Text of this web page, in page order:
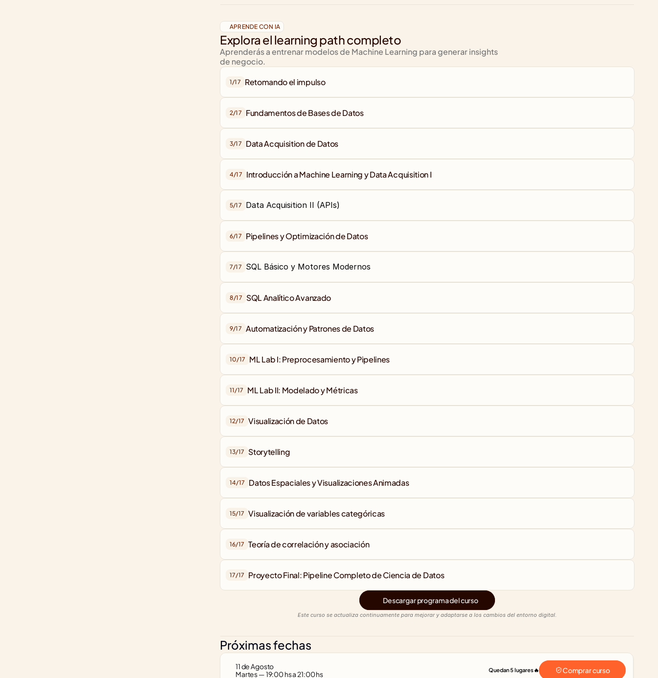
APRENDE CON IA
Explora el learning path completo
Aprenderás a entrenar modelos de Machine Learning para generar insights
de negocio.
1/17 Retomando el impulso
2/17 Fundamentos de Bases de Datos
3/17 Data Acquisition de Datos
4/17
5/17 Data Acquisition II (APIs)
6/17 Pipelines y Optimización de Datos
7/17 SQL Básico y Motores Modernos
8/17 SQL Analítico Avanzado
9/17 Automatización y Patrones de Datos
10/17 ML Lab I: Preprocesamiento y Pipelines
11/17 ML Lab II: Modelado y Métricas
12/17 Visualización de Datos
13/17 Storytelling
14/17 Datos Espaciales y Visualizaciones Animadas
15/17 Visualización de variables categóricas
16/17 Teoría de correlación y asociación
17/17 Proyecto Final: Pipeline Completo de Ciencia de Datos
Descargar programa del curso
Este curso se actualiza continuamente para mejorar y adaptarse a los cambios del entorno digital.
Próximas fechas
11 de Agosto
Martes — 19:00 hs a 21:00 hs
Quedan 5 lugares🔥 Comprar curso